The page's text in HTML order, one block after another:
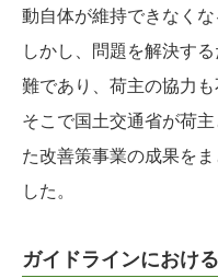
動自体が維持できなくな
しかし、問題を解決す
難であり、荷主の協力も
そこで国土交通省が荷
た改善策事業の成果を
した。
ガイドラインにおけ